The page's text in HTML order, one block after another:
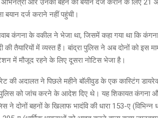
और उनकी बहन को बयान दर्ज कराने के लिए 21
बयान दर्ज कराने नहीं पहुंची।
कंगना के वकील ने भेजा था, जिसमें कहा गया था कि
तैयारियों में व्यस्त हैं। बांद्रा पुलिस ने अब दोनों को इस
में मौजूद रहने के लिए दूसरा नोटिस भेजा है।
की अदालत ने पिछले महीने बॉलीवुड के एक कास्टिंग
को जांच करने के आदेश दिए थे। यह शिकायत कंगना
ने दोनों बहनों के खिलाफ भादंवि की धारा 153-ए (विभिन्न